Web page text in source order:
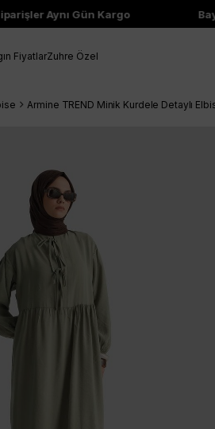
Aynı Gün Kargo Bayi
FiyatlarZuhre Özel
Armine TREND Minik Kurdele Detaylı